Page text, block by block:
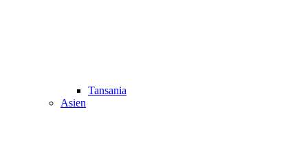
Tansania
Asien